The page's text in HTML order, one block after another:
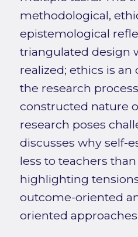
methodological,
epistemological
triangulated design
realized; ethics is
the research
constructed nature
research poses
discusses why self-
less to teachers
highlighting
outcome-oriented
oriented